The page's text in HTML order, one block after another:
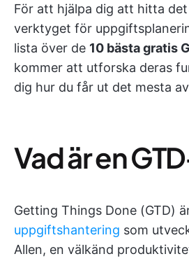
För att hjälpa dig att hitta
verktyget för
lista över de 10 bästa gratis
kommer att utforska deras
dig hur du får ut det mesta
Vad är en
Getting Things Done (GTD)
uppgiftshantering som
Allen, en välkänd